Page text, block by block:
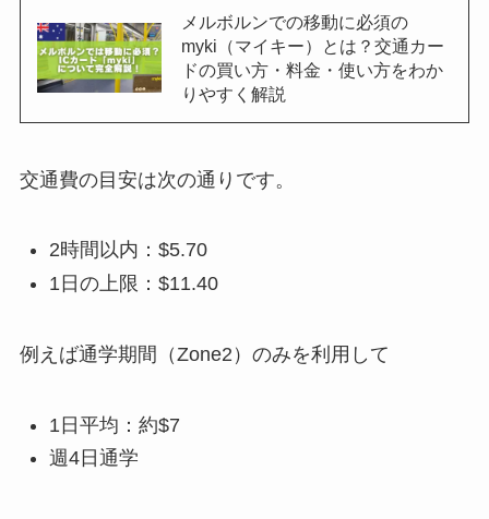
メルボルンでの移動に必須の
myki（マイキー）とは？交通カー
ドの買い方・料金・使い方をわか
りやすく解説
交通費の目安は次の通りです。
2時間以内：$5.70
1日の上限：$11.40
例えば通学期間（Zone2）のみを利用して
1日平均：約$7
週4日通学